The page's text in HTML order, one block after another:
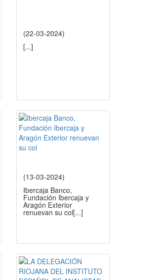
(22-03-2024)
[...]
(13-03-2024)
Ibercaja Banco,
Fundación Ibercaja y
Aragón Exterior
renuevan su col[...]